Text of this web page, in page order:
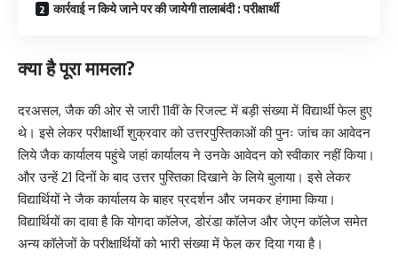
कार्रवाई न किये जाने पर की जायेगी तालाबंदी : परीक्षार्थी
क्या है पूरा मामला?
दरअसल, जैक की ओर से जारी 11वीं के रिजल्ट में बड़ी संख्या में विद्यार्थी फेल हुए
थे। इसे लेकर परीक्षार्थी शुक्रवार को उत्तरपुस्तिकाओं की पुनः जांच का आवेदन
लिये जैक कार्यालय पहुंचे जहां कार्यालय ने उनके आवेदन को स्वीकार नहीं किया।
और उन्हें 21 दिनों के बाद उत्तर पुस्तिका दिखाने के लिये बुलाया। इसे लेकर
विद्यार्थियों ने जैक कार्यालय के बाहर प्रदर्शन और जमकर हंगामा किया।
विद्यार्थियों का दावा है कि योगदा कॉलेज, डोरंडा कॉलेज और जेएन कॉलेज समेत
अन्य कॉलेजों के परीक्षार्थियों को भारी संख्या में फेल कर दिया गया है।